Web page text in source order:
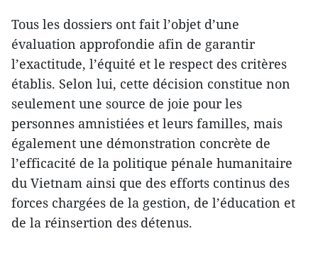
Tous les dossiers ont fait l’objet d’une
évaluation approfondie afin de garantir
l’exactitude, l’équité et le respect des critères
établis. Selon lui, cette décision constitue non
seulement une source de joie pour les
personnes amnistiées et leurs familles, mais
également une démonstration concrète de
l’efficacité de la politique pénale humanitaire
du Vietnam ainsi que des efforts continus des
forces chargées de la gestion, de l’éducation et
de la réinsertion des détenus.